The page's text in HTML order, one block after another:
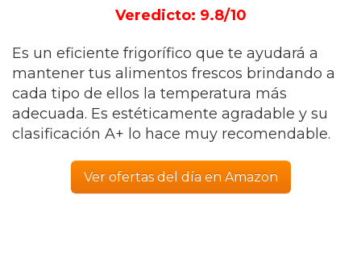
Veredicto: 9.8/10
Es un eficiente frigorífico que te ayudará a
mantener tus alimentos frescos brindando a
cada tipo de ellos la temperatura más
adecuada. Es estéticamente agradable y su
clasificación A+ lo hace muy recomendable.
Ver ofertas del día en Amazon